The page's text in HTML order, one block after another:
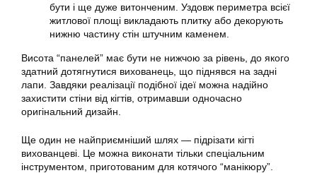
бути і ще дуже витонченим. Уздовж периметра всієї
житлової площі викладають плитку або декорують
нижню частину стін штучним каменем.
Висота “панелей” має бути не нижчою за рівень, до якого
здатний дотягнутися вихованець, що піднявся на задні
лапи. Завдяки реалізації подібної ідеї можна надійно
захистити стіни від кігтів, отримавши одночасно
оригінальний дизайн.
Ще один не найприємніший шлях — підрізати кігті
вихованцеві. Це можна виконати тільки спеціальним
інструментом, приготованим для котячого “манікюру”.